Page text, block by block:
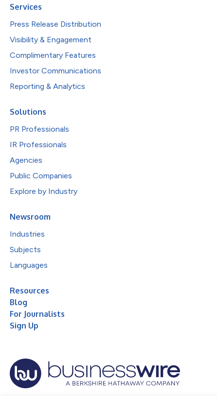
Services
Press Release Distribution
Visibility & Engagement
Complimentary Features
Investor Communications
Reporting & Analytics
Solutions
PR Professionals
IR Professionals
Agencies
Public Companies
Explore by Industry
Newsroom
Industries
Subjects
Languages
Resources
Blog
For Journalists
Sign Up